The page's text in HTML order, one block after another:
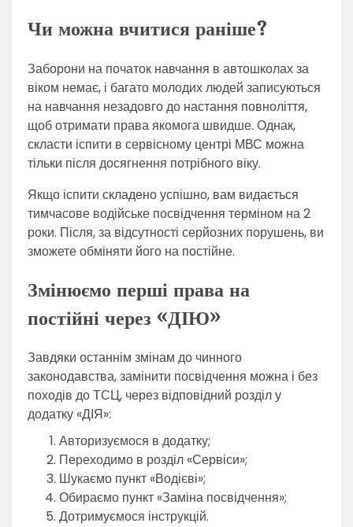
Чи можна вчитися раніше?
Заборони на початок навчання в автошколах за
віком немає, і багато молодих людей записуються
на навчання незадовго до настання повноліття,
щоб отримати права якомога швидше. Однак,
скласти іспити в сервісному центрі МВС можна
тільки після досягнення потрібного віку.
Якщо іспити складено успішно, вам видається
тимчасове водійське посвідчення терміном на 2
роки. Після, за відсутності серйозних порушень, ви
зможете обміняти його на постійне.
Змінюємо перші права на
постійні через «ДІЮ»
Завдяки останнім змінам до чинного
законодавства, замінити посвідчення можна і без
походів до ТСЦ, через відповідний розділ у
додатку «ДІЯ»:
Авторизуємося в додатку;
Переходимо в розділ «Сервіси»;
Шукаємо пункт «Водієві»;
Обираємо пункт «Заміна посвідчення»;
Дотримуємося інструкцій.